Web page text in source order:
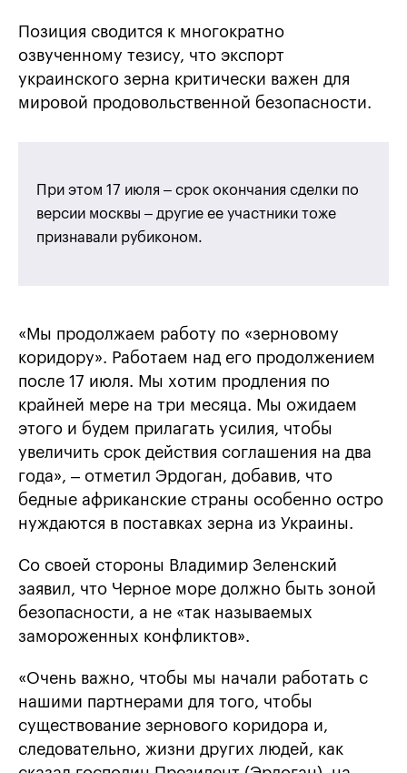
Позиция сводится к многократно
озвученному тезису, что экспорт
украинского зерна критически важен для
мировой продовольственной безопасности.
При этом 17 июля – срок окончания сделки по
версии москвы – другие ее участники тоже
признавали рубиконом.
«Мы продолжаем работу по «зерновому
коридору». Работаем над его продолжением
после 17 июля. Мы хотим продления по
крайней мере на три месяца. Мы ожидаем
этого и будем прилагать усилия, чтобы
увеличить срок действия соглашения на два
года», – отметил Эрдоган, добавив, что
бедные африканские страны особенно остро
нуждаются в поставках зерна из Украины.
Со своей стороны Владимир Зеленский
заявил, что Черное море должно быть зоной
безопасности, а не «так называемых
замороженных конфликтов».
«Очень важно, чтобы мы начали работать с
нашими партнерами для того, чтобы
существование зернового коридора и,
следовательно, жизни других людей, как